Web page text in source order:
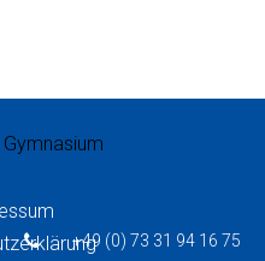
+49 (0) 73 31 94 16 75